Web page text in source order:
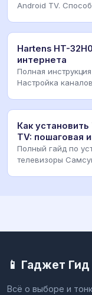
Android TV.
Hartens HT-
интернета
Полная
Настройка
Как
TV: пошаговая
Полный гайд по
телевизоры
📱 Гаджет Гид
Всё о выборе и